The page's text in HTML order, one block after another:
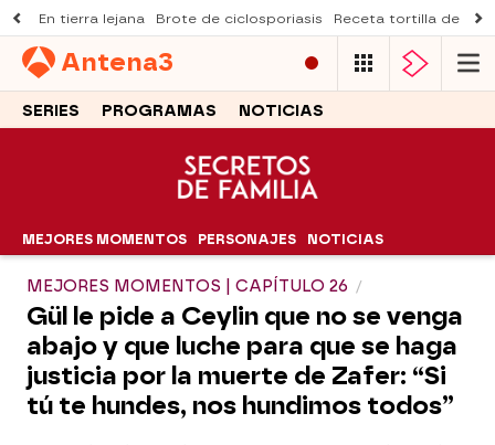
En tierra lejana Brote de ciclosporiasis Receta tortilla de
Antena3
SERIES PROGRAMAS NOTICIAS
MEJORES MOMENTOS PERSONAJES NOTICIAS
MEJORES MOMENTOS | CAPÍTULO 26
Gül le pide a Ceylin que no se venga
abajo y que luche para que se haga
justicia por la muerte de Zafer: “Si
tú te hundes, nos hundimos todos”